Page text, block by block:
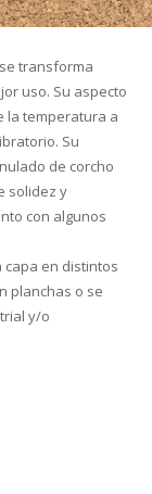
transforma
uso. Su aspecto
la temperatura a
Su
de corcho
solidez y
con algunos
en distintos
planchas o se
y/o